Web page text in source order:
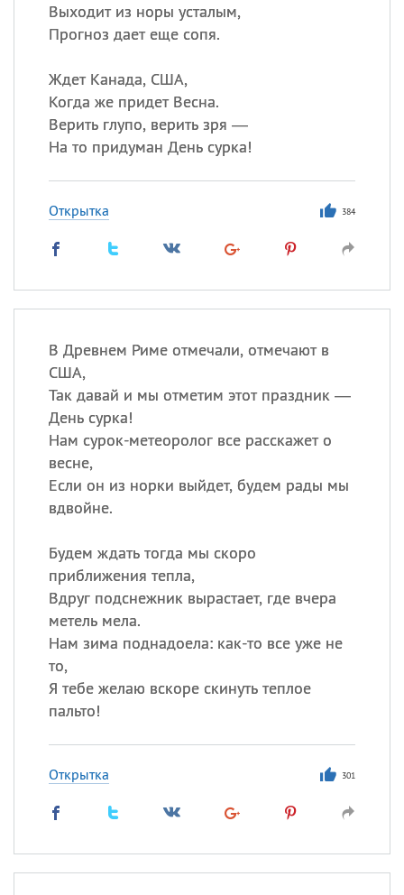
Выходит из норы усталым,
Прогноз дает еще сопя.
Ждет Канада, США,
Когда же придет Весна.
Верить глупо, верить зря —
На то придуман День сурка!
Открытка 384
В Древнем Риме отмечали, отмечают в
США,
Так давай и мы отметим этот праздник —
День сурка!
Нам сурок-метеоролог все расскажет о
весне,
Если он из норки выйдет, будем рады мы
вдвойне.
Будем ждать тогда мы скоро
приближения тепла,
Вдруг подснежник вырастает, где вчера
метель мела.
Нам зима поднадоела: как-то все уже не
то,
Я тебе желаю вскоре скинуть теплое
пальто!
Открытка 301